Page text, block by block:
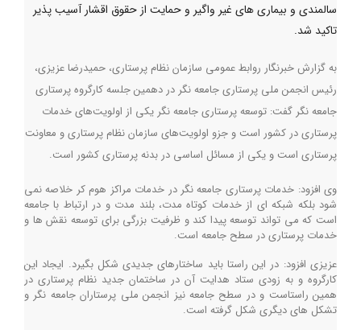
سالمندی و بیماری های غیر واگیر و حمایت از حقوق اقشار آسیب پذیر
تاکید شد.
به گزارش خبرنگار روابط عمومی سازمان نظام پرستاری، حمیدرضا عزیزی،
رئیس انجمن ملی پرستاری جامعه نگر در دهمین جلسه کارگروه پرستاری
جامعه نگر گفت: توسعه پرستاری جامعه نگر یکی از اولویت‌های خدمات
پرستاری در کشور است و جزو اولویت‌های سازمان نظام پرستاری و معاونت
پرستاری است و یکی از مسائل اساسی در بدنه پرستاری کشور است.
وی افزود: خدمات پرستاری جامعه نگر در خدمات مراکز هوم کر خلاصه نمی
شود بلکه شبکه ای از خدمات کوتاه مدت، بلند مدت و در ارتباط با جامعه
است که می تواند توسعه پیدا کند و ظرفیت بزرگی برای توسعه نقش ها و
خدمات پرستاری در سطح جامعه است.
عزیزی افزود: در این راستا باید ساختارهای جدیدی شکل بگیرد. ایجاد این
کارگروه و به زودی ستاد هدایت آن در ساختمان جدید نظام پرستاری در
همین راستاست و در سطح جامعه نیز انجمن ملی پرستاران جامعه نگر و
تشکل های دیگری شکل گرفته است.